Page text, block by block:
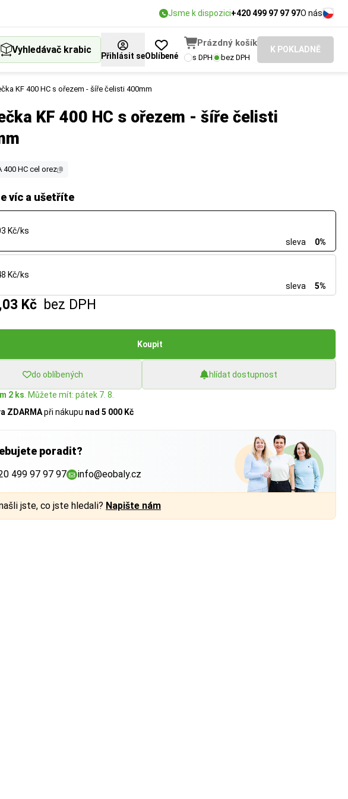
Jsme k dispozici+420 499 97 97 97O nás
Vyhledávač krabic
Přihlásit seOblíbené
Prázdný košík
s DPH bez DPH
K POKLADNĚ
KF 400 HC s ořezem - šíře čelisti 400mm
KF 400 HC s ořezem - šíře čelisti
400 HC cel orez
víc a ušetříte
Kč/ks
sleva
0%
Kč/ks
sleva
5%
Kč bez DPH
Koupit
do oblíbených hlídat dostupnost
2 ks . Můžete mít: pátek 7. 8.
ZDARMApři nákupu nad 5 000 Kč
poradit?
499 97 97 97 info@eobaly.cz
jste, co jste hledali? Napište nám